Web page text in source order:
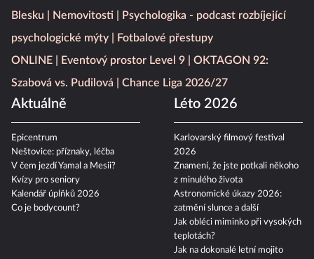
Blesku
Nemovitosti
Psychologika - podcast rozbíjející
psychologické mýty
Fotbalové přestupy
ONLINE
Eventový prostor Level 9
OKTAGON 92:
Szabová vs. Pudilová
Chance Liga 2026/27
Aktuálně
Epicentrum
Neštovice: příznaky, léčba
V čem jezdí Yamal a Mesii?
Kvízy pro seniory
Kalendář úplňků 2026
Co je bodycount?
Léto 2026
Karlovarský filmový festival
2026
Znamení, že jste potkali někoho
z minulého života
Astronomické úkazy 2026:
zatmění slunce a další
Jak obléci miminko při vysokých
teplotách?
Jak na dokonalé letní mojito